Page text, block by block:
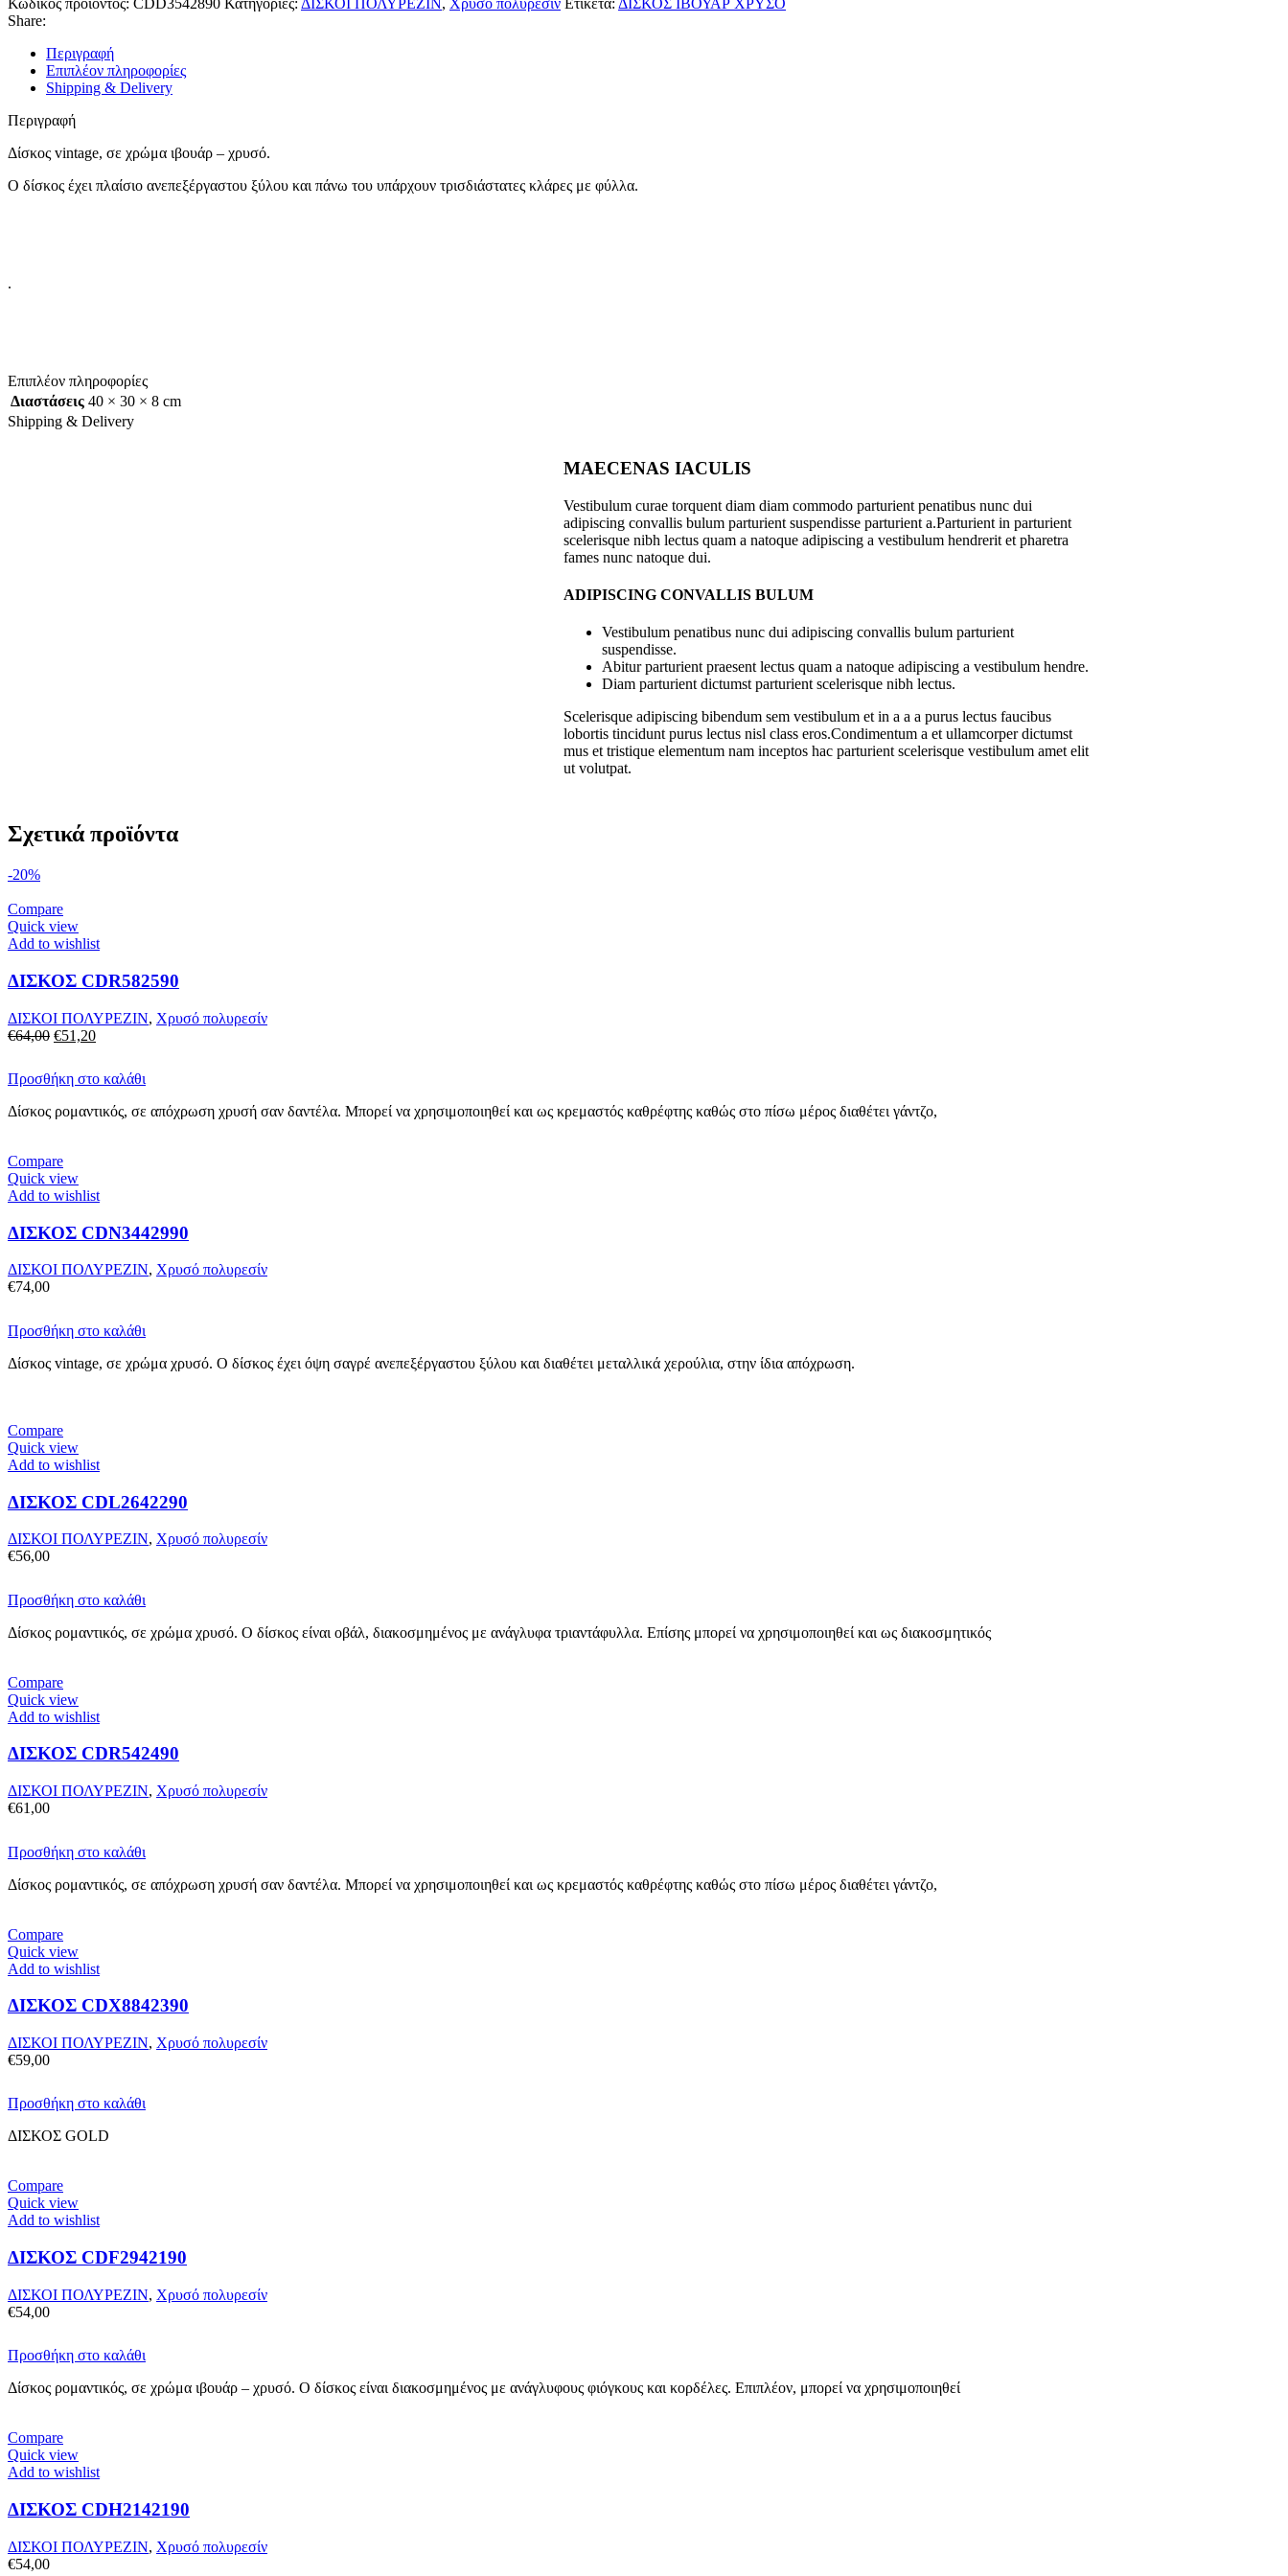
Κωδικός προϊόντος: CDD3542890 Κατηγορίες: ΔΙΣΚΟΙ ΠΟΛΥΡΕΖΙΝ , Χρυσό πολυρεσίν Ετικέτα: ΔΙΣΚΟΣ ΙΒΟΥΑΡ ΧΡΥΣΟ
Share:
Περιγραφή
Επιπλέον πληροφορίες
Shipping & Delivery
Περιγραφή
Δίσκος vintage, σε χρώμα ιβουάρ – χρυσό.
Ο δίσκος έχει πλαίσιο ανεπεξέργαστου ξύλου και πάνω του υπάρχουν τρισδιάστατες κλάρες με φύλλα.
.
Επιπλέον πληροφορίες
Διαστάσεις 40 × 30 × 8 cm
Shipping & Delivery
MAECENAS IACULIS
Vestibulum curae torquent diam diam commodo parturient penatibus nunc dui
adipiscing convallis bulum parturient suspendisse parturient a.Parturient in parturient
scelerisque nibh lectus quam a natoque adipiscing a vestibulum hendrerit et pharetra
fames nunc natoque dui.
ADIPISCING CONVALLIS BULUM
Vestibulum penatibus nunc dui adipiscing convallis bulum parturient
suspendisse.
Abitur parturient praesent lectus quam a natoque adipiscing a vestibulum hendre.
Diam parturient dictumst parturient scelerisque nibh lectus.
Scelerisque adipiscing bibendum sem vestibulum et in a a a purus lectus faucibus
lobortis tincidunt purus lectus nisl class eros.Condimentum a et ullamcorper dictumst
mus et tristique elementum nam inceptos hac parturient scelerisque vestibulum amet elit
ut volutpat.
Σχετικά προϊόντα
-20%
Compare
Quick view
Add to wishlist
ΔΙΣΚΟΣ CDR582590
ΔΙΣΚΟΙ ΠΟΛΥΡΕΖΙΝ, Χρυσό πολυρεσίν
€64,00 €51,20
Προσθήκη στο καλάθι
Δίσκος ρομαντικός, σε απόχρωση χρυσή σαν δαντέλα. Μπορεί να χρησιμοποιηθεί και ως κρεμαστός καθρέφτης καθώς στο πίσω μέρος διαθέτει γάντζο,
Compare
Quick view
Add to wishlist
ΔΙΣΚΟΣ CDN3442990
ΔΙΣΚΟΙ ΠΟΛΥΡΕΖΙΝ, Χρυσό πολυρεσίν
€74,00
Προσθήκη στο καλάθι
Δίσκος vintage, σε χρώμα χρυσό. Ο δίσκος έχει όψη σαγρέ ανεπεξέργαστου ξύλου και διαθέτει μεταλλικά χερούλια, στην ίδια απόχρωση.
Compare
Quick view
Add to wishlist
ΔΙΣΚΟΣ CDL2642290
ΔΙΣΚΟΙ ΠΟΛΥΡΕΖΙΝ, Χρυσό πολυρεσίν
€56,00
Προσθήκη στο καλάθι
Δίσκος ρομαντικός, σε χρώμα χρυσό. Ο δίσκος είναι οβάλ, διακοσμημένος με ανάγλυφα τριαντάφυλλα. Επίσης μπορεί να χρησιμοποιηθεί και ως διακοσμητικός
Compare
Quick view
Add to wishlist
ΔΙΣΚΟΣ CDR542490
ΔΙΣΚΟΙ ΠΟΛΥΡΕΖΙΝ, Χρυσό πολυρεσίν
€61,00
Προσθήκη στο καλάθι
Δίσκος ρομαντικός, σε απόχρωση χρυσή σαν δαντέλα. Μπορεί να χρησιμοποιηθεί και ως κρεμαστός καθρέφτης καθώς στο πίσω μέρος διαθέτει γάντζο,
Compare
Quick view
Add to wishlist
ΔΙΣΚΟΣ CDX8842390
ΔΙΣΚΟΙ ΠΟΛΥΡΕΖΙΝ, Χρυσό πολυρεσίν
€59,00
Προσθήκη στο καλάθι
ΔΙΣΚΟΣ GOLD
Compare
Quick view
Add to wishlist
ΔΙΣΚΟΣ CDF2942190
ΔΙΣΚΟΙ ΠΟΛΥΡΕΖΙΝ, Χρυσό πολυρεσίν
€54,00
Προσθήκη στο καλάθι
Δίσκος ρομαντικός, σε χρώμα ιβουάρ – χρυσό. Ο δίσκος είναι διακοσμημένος με ανάγλυφους φιόγκους και κορδέλες. Επιπλέον, μπορεί να χρησιμοποιηθεί
Compare
Quick view
Add to wishlist
ΔΙΣΚΟΣ CDH2142190
ΔΙΣΚΟΙ ΠΟΛΥΡΕΖΙΝ, Χρυσό πολυρεσίν
€54,00